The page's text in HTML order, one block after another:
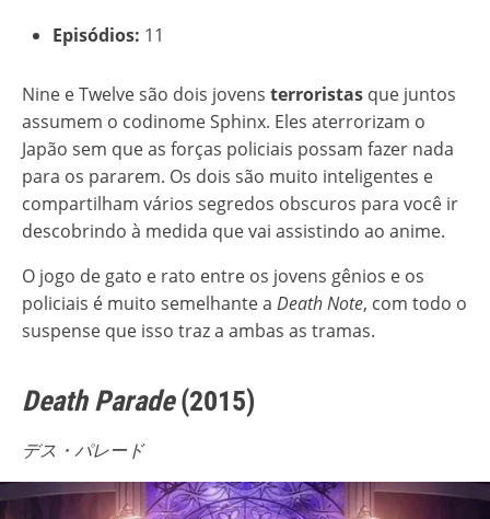
Episódios: 11
Nine e Twelve são dois jovens terroristas que juntos
assumem o codinome Sphinx. Eles aterrorizam o
Japão sem que as forças policiais possam fazer nada
para os pararem. Os dois são muito inteligentes e
compartilham vários segredos obscuros para você ir
descobrindo à medida que vai assistindo ao anime.
O jogo de gato e rato entre os jovens gênios e os
policiais é muito semelhante a Death Note, com todo o
suspense que isso traz a ambas as tramas.
Death Parade(2015)
デス・パレード